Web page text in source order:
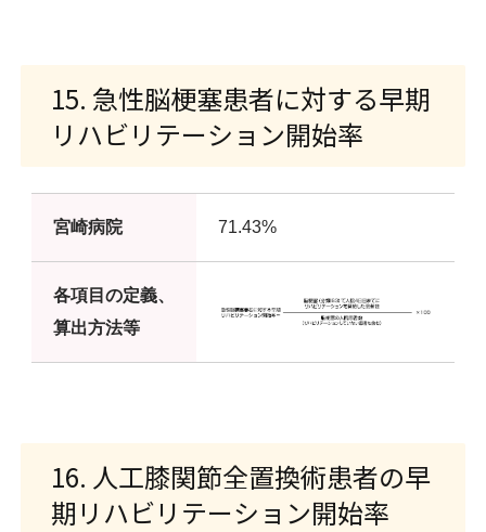
15. 急性脳梗塞患者に対する早期
リハビリテーション開始率
宮崎病院 71.43%
各項目の定義、
算出方法等
16. 人工膝関節全置換術患者の早
期リハビリテーション開始率